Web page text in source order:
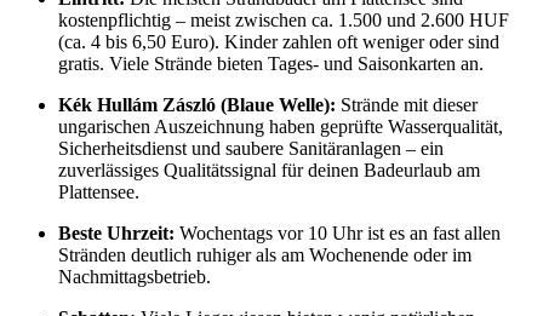
kostenpflichtig – meist zwischen ca. 1.500 und 2.600 HUF
(ca. 4 bis 6,50 Euro). Kinder zahlen oft weniger oder sind
gratis. Viele Strände bieten Tages- und Saisonkarten an.
Kék Hullám Zászló (Blaue Welle): Strände mit dieser
ungarischen Auszeichnung haben geprüfte Wasserqualität,
Sicherheitsdienst und saubere Sanitäranlagen – ein
zuverlässiges Qualitätssignal für deinen Badeurlaub am
Plattensee.
Beste Uhrzeit: Wochentags vor 10 Uhr ist es an fast allen
Stränden deutlich ruhiger als am Wochenende oder im
Nachmittagsbetrieb.